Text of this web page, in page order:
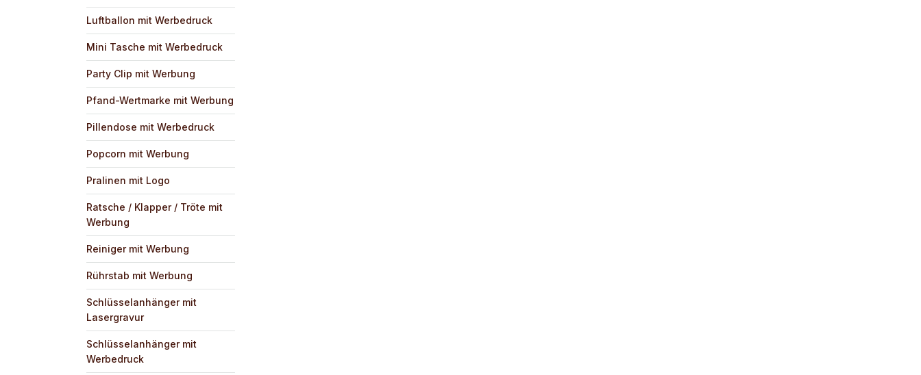
Luftballon mit Werbedruck
Mini Tasche mit Werbedruck
Party Clip mit Werbung
Pfand-Wertmarke mit Werbung
Pillendose mit Werbedruck
Popcorn mit Werbung
Pralinen mit Logo
Ratsche / Klapper / Tröte mit
Werbung
Reiniger mit Werbung
Rührstab mit Werbung
Schlüsselanhänger mit
Lasergravur
Schlüsselanhänger mit
Werbedruck